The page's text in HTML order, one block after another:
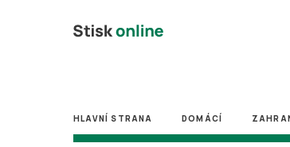
HLAVNÍ STRANA DOMÁCÍ